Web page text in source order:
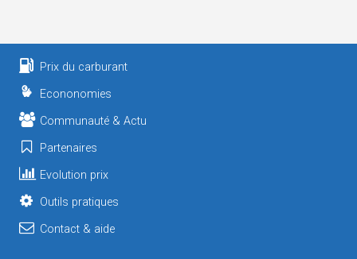
Prix du carburant
Econonomies
Communauté & Actu
Partenaires
Evolution prix
Outils pratiques
Contact & aide